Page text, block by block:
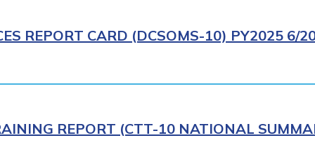
REPORT CARD (DCSOMS-10) PY2025 6/
REPORT (CTT-10 NATIONAL